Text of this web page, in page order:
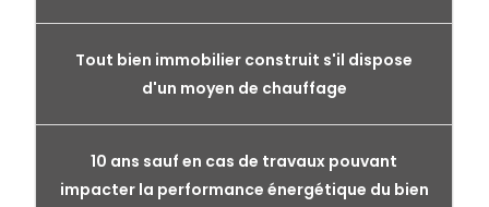
Tout bien immobilier construit s'il dispose
d'un moyen de chauffage
10 ans sauf en cas de travaux pouvant
impacter la performance énergétique du bien